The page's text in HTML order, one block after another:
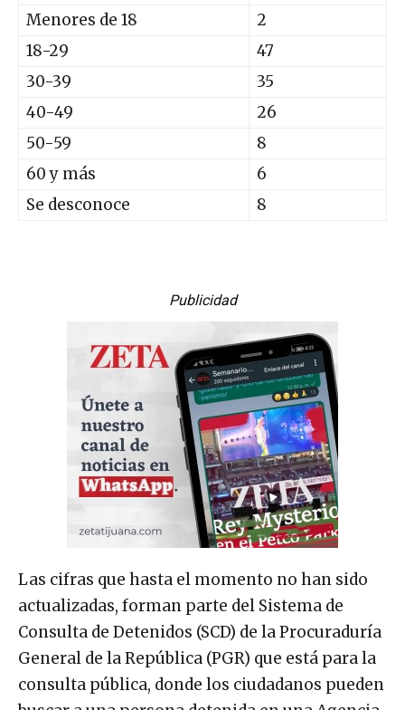
Menores de 18
2
18-29
47
30-39
35
40-49
26
50-59
8
60 y más
6
Se desconoce
8
Publicidad
Las cifras que hasta el momento no han sido
actualizadas, forman parte del Sistema de
Consulta de Detenidos (SCD) de la Procuraduría
General de la República (PGR) que está para la
consulta pública, donde los ciudadanos pueden